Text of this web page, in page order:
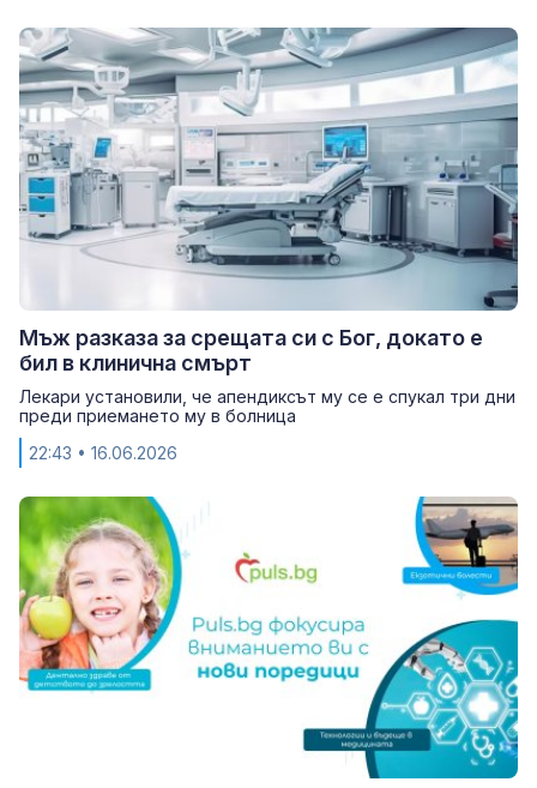
Мъж разказа за срещата си с Бог, докато е
бил в клинична смърт
Лекари установили, че апендиксът му се е спукал три дни
преди приемането му в болница
22:43 • 16.06.2026